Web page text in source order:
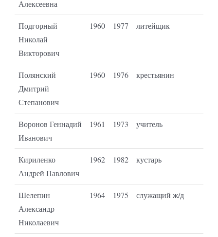
Алексеевна
Подгорный
Николай
Викторович
1960 1977 литейщик
Полянский
Дмитрий
Степанович
1960 1976 крестьянин
Воронов Геннадий
Иванович
1961 1973 учитель
Кириленко
Андрей Павлович
1962 1982 кустарь
Шелепин
Александр
Николаевич
1964 1975 служащий ж/д